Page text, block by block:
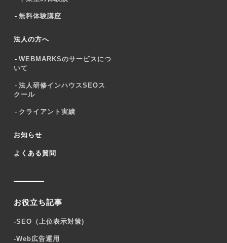
無料体験講座
法人の方へ
WEBMARKSのサービスにつ
いて
法人研修インハウスSEOス
クール
クライアント実績
お知らせ
よくある質問
お役立ち記事
-SEO（上位表示対策)
-Web広告運用